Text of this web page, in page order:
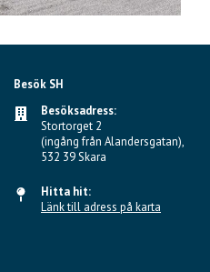
Besök SH
Besöksadress:
Stortorget 2
(ingång från Alandersgatan),
532 39 Skara
Hitta hit:
Länk till adress på karta